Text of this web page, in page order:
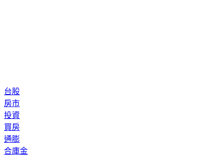
台股
房市
投資
買房
通膨
合庫金